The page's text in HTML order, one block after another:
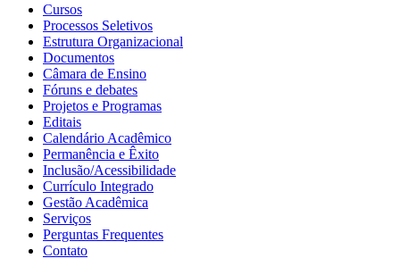
Cursos
Processos Seletivos
Estrutura Organizacional
Documentos
Câmara de Ensino
Fóruns e debates
Projetos e Programas
Editais
Calendário Acadêmico
Permanência e Êxito
Inclusão/Acessibilidade
Currículo Integrado
Gestão Acadêmica
Serviços
Perguntas Frequentes
Contato